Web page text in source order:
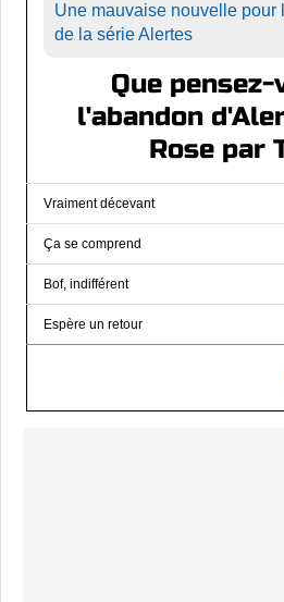
Une mauvaise nouvelle pour
de la série Alertes
Que pensez-
l'abandon
Rose par
Vraiment décevant
Ça se comprend
Bof, indifférent
Espère un retour